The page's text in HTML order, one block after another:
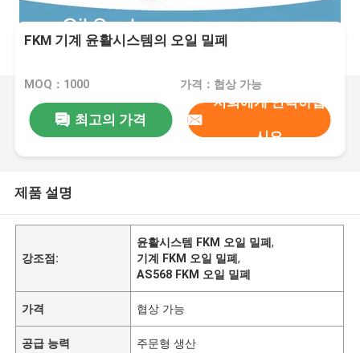
FKM 기계 윤활시스템의 오일 밀폐
MOQ：1000 가격：협상 가능
최고의 가격
저희에게 연락하십
시오
제품 설명
강조점:
윤활시스템 FKM 오일 밀폐,
기계 FKM 오일 밀폐,
AS568 FKM 오일 밀폐
가격 협상 가능
공급 능력 주문형 생산